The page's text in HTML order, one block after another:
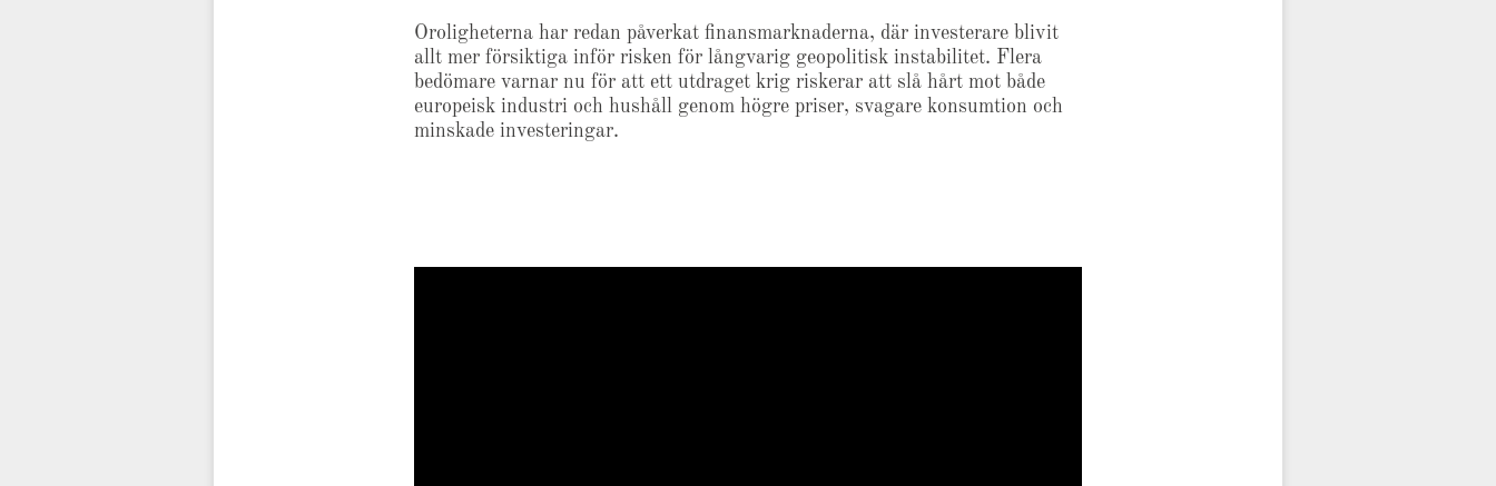
Oroligheterna har redan påverkat finansmarknaderna, där investerare blivit
allt mer försiktiga inför risken för långvarig geopolitisk instabilitet. Flera
bedömare varnar nu för att ett utdraget krig riskerar att slå hårt mot både
europeisk industri och hushåll genom högre priser, svagare konsumtion och
minskade investeringar.